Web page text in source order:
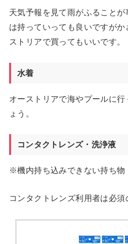
天気予報を見て雨がふること
は持っていっても良いですが
ストリアで買ってもいいです。
水着
オーストリアで海やプールに
ょう。
コンタクトレンズ・洗浄液
※機内持ち込みできない持ち物
コンタクトレンズ利用者は必須